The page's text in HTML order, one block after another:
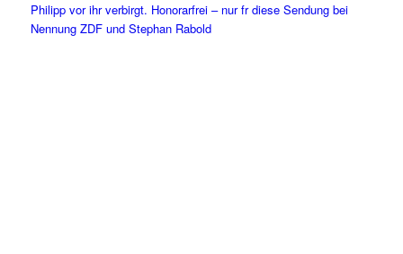
Philipp vor ihr verbirgt. Honorarfrei – nur fr diese Sendung bei
Nennung ZDF und Stephan Rabold